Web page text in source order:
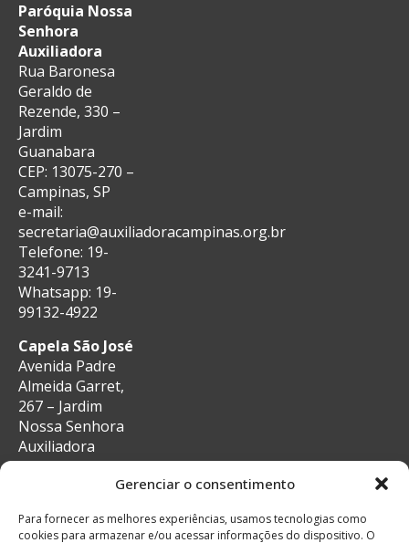
Gerenciar o consentimento
Para fornecer as melhores experiências, usamos tecnologias como
cookies para armazenar e/ou acessar informações do dispositivo. O
Paróquia Nossa
Senhora
Auxiliadora
Rua Baronesa
Geraldo de
Rezende, 330 –
Jardim
Guanabara
CEP: 13075-270 –
Campinas, SP
e-mail:
secretaria@auxiliadoracampinas.org.br
Telefone: 19-
3241-9713
Whatsapp: 19-
99132-4922
Capela São José
Avenida Padre
Almeida Garret,
267 – Jardim
Nossa Senhora
Auxiliadora
CEP: 13087-29 –
secretaria@auxiliadoracampinas.org.br